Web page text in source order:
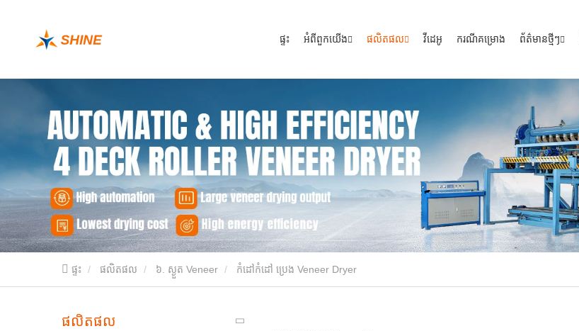
ផ្ទះ អំពី​ពួក​យើង ផលិតផល វីដេអូ ករណីគម្រោង ព័ត៌មានថ្មីៗ
ផ្ទះ ផលិតផល ៦. ស្ងួត Veneer កំដៅកំដៅ ប្រេង Veneer Dryer
ផលិតផល